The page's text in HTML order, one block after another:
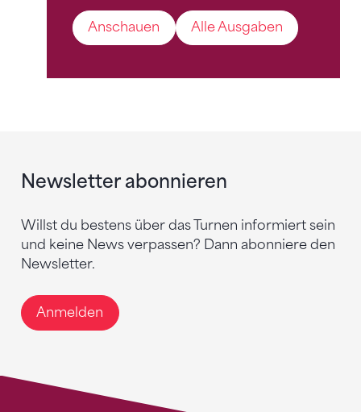
Anschauen Alle Ausgaben
Newsletter abonnieren
Willst du bestens über das Turnen informiert sein
und keine News verpassen? Dann abonniere den
Newsletter.
Anmelden